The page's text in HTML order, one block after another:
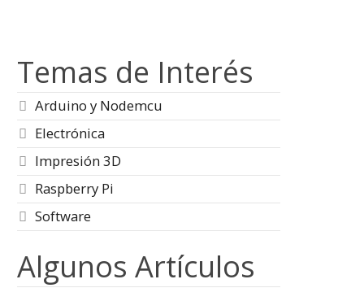
Temas de Interés
Arduino y Nodemcu
Electrónica
Impresión 3D
Raspberry Pi
Software
Algunos Artículos